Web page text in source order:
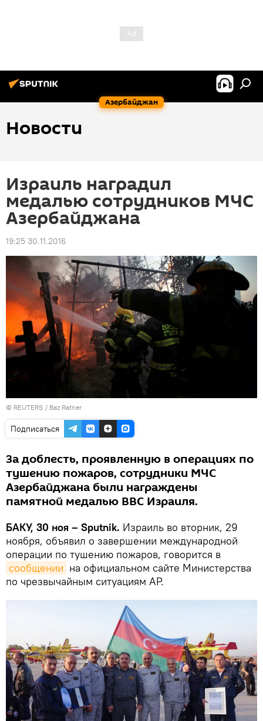
Азербайджан
Новости
Израиль наградил
медалью сотрудников МЧС
Азербайджана
19:25 30.11.2016
© REUTERS / Baz Ratner
Подписаться
За доблесть, проявленную в операциях по
тушению пожаров, сотрудники МЧС
Азербайджана были награждены
памятной медалью ВВС Израиля.
БАКУ, 30 ноя – Sputnik. Израиль во вторник, 29
ноября, объявил о завершении международной
операции по тушению пожаров, говорится в
сообщении на официальном сайте Министерства
по чрезвычайным ситуациям АР.